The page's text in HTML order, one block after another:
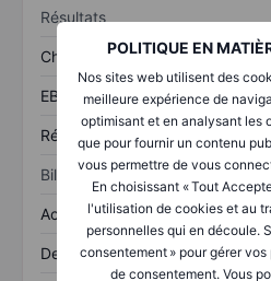
POLITIQUE EN
Nos sites web utilisent des
meilleure expérience de
optimisant et en analysant les
que pour fournir un contenu
vous permettre de vous
En choisissant « Tout
l'utilisation de cookies et au
personnelles qui en découle.
consentement » pour gérer
de consentement. Vous
Résultats
Chiffre d’affaires
EBITDA
Résultat net
Bilan
Actifs totaux
Dette totale